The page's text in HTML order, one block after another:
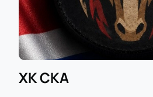
Прозрачные цены на
стоимость заранее;
Покупка онлайн
игрой;
На сайте всегда
наличии мест и стоимости.
ХК СКА